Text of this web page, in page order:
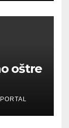
oštre